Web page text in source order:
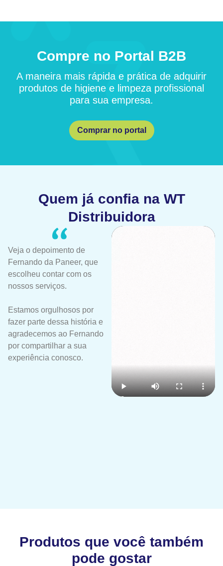
Compre no Portal B2B
A maneira mais rápida e prática de adquirir
produtos de higiene e limpeza profissional
para sua empresa.
Comprar no portal
Quem já confia na WT
Distribuidora
Veja o depoimento de
Fernando da Paneer, que
escolheu contar com os
nossos serviços.
Estamos orgulhosos por
fazer parte dessa história e
agradecemos ao Fernando
por compartilhar a sua
experiência conosco.
Produtos que você também
pode gostar